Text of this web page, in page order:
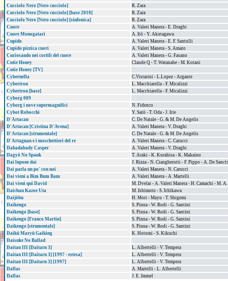
Cucciolo Nero [Nero cucciolo]
R. Zara
Cucciolo Nero [Nero cucciolo] [base 2010]
R. Zara
Cucciolo Nero [Nero cucciolo] [sinfonica]
R. Zara
Cuore
A. Valeri Manera - E. Draghi
Cuore Monogatari
A. Itō - Y. Akutagawa
Cupido
A. Valeri Manera - E. F. Santulli
Cupido pizzica cuori
A. Valeri Manera - S. Amato
Curiosando nei cortili del cuore
A. Valeri Manera - G. Fasano
Cutie Honey
Claude Q - T. Watanabe - M. Kotani
Cutie Honey [TV]
Cybernella
C.Vistarini - L.Lopez - Argante
Cybertron
L. Macchiarella - F. Micalizzi
Cybertron [base]
L. Macchiarella - F. Micalizzi
Cyborg 009
Cyborg i nove supermagnifici
N. Fidenco
Cybot Robocchi
Y. Satō - T. Oda - J. Irie
D'Artacan
C. De Natale - G. & M. De Angelis
D'Artacan [Cristina D'Avena]
A. Valeri Manera - V. Draghi
D'Artacan [strumentale]
C. De Natale - G. & M. De Angelis
D'Artagnan e i moschettieri del re
A. Valeri Manera - C. Carucci
Dabadabady Casper
A. Valeri Manera - V. Draghi
Dagyō No Spank
T. Araki - K. Kurahisa - K. Makaino
Dai lupone dai
J. Rizza - N. Ciangherotti - F. Pippo - A. De
Dai parla un po' con noi
A. Valeri Manera - N. Carucci
Dai vieni a Bim Bum Bam
A. Valeri Manera - A. Martelli
Dai vieni qui David
M. Dvelar - A. Valeri Manera - H. Camachi - M. A.
Daichan Kazoe Uta
M. Ishimoto - S. Ichikawa
Daijōbu
H. Mori - Mayu - T. Shigemi
Daikengo
S. Pinna - W. Rodi - G. Santini
Daikengo [base]
S. Pinna - W. Rodi - G. Santini
Daikengo [Franco Martin]
S. Pinna - W. Rodi - G. Santini
Daikengo [strumentale]
S. Pinna - W. Rodi - G. Santini
Daikū Maryū Gaiking
K. Hotomi - S. Kikuchi
Daisuke No Ballad
Daitan III [Daitarn 3]
L. Albertelli - V. Tempera
Daitan III [Daitarn 3] [1997 - estesa]
L. Albertelli - V. Tempera
Daitan III [Daitarn 3] [1997]
L. Albertelli - V. Tempera
Dallas
A. Martelli - L. Albertelli
Dallas
J. E. Immel